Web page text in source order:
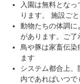
入園は無料とな
ります。 施設ご
動物たちの体調に
があります。ご了
鳥や豚は家畜伝染
ます
システム都合上
内であればいつ